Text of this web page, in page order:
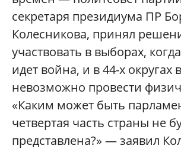
секретаря президиума ПР
Колесникова, принял
участвовать в выборах,
идет война, и в 44-х округах
невозможно провести
«Каким может быть
четвертая часть страны не
представлена?» — заявил